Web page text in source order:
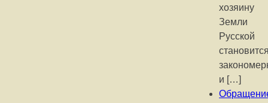
хозяину
Земли
Русской
и […]